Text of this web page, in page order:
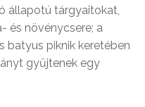
állapotú tárgyaitokat,
és növénycsere; a
batyus piknik keretében
gyűjtenek egy